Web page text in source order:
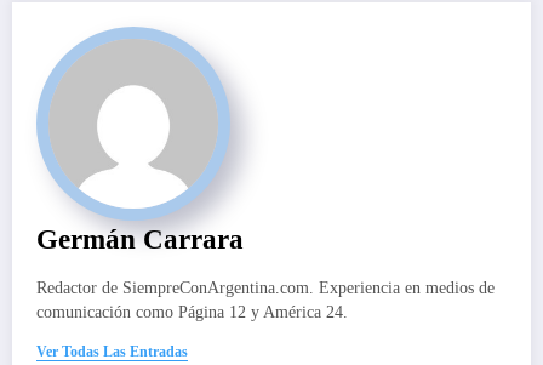
Germán Carrara
Redactor de SiempreConArgentina.com. Experiencia en medios de
comunicación como Página 12 y América 24.
Ver Todas Las Entradas